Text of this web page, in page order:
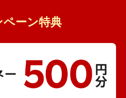
ペーン特典